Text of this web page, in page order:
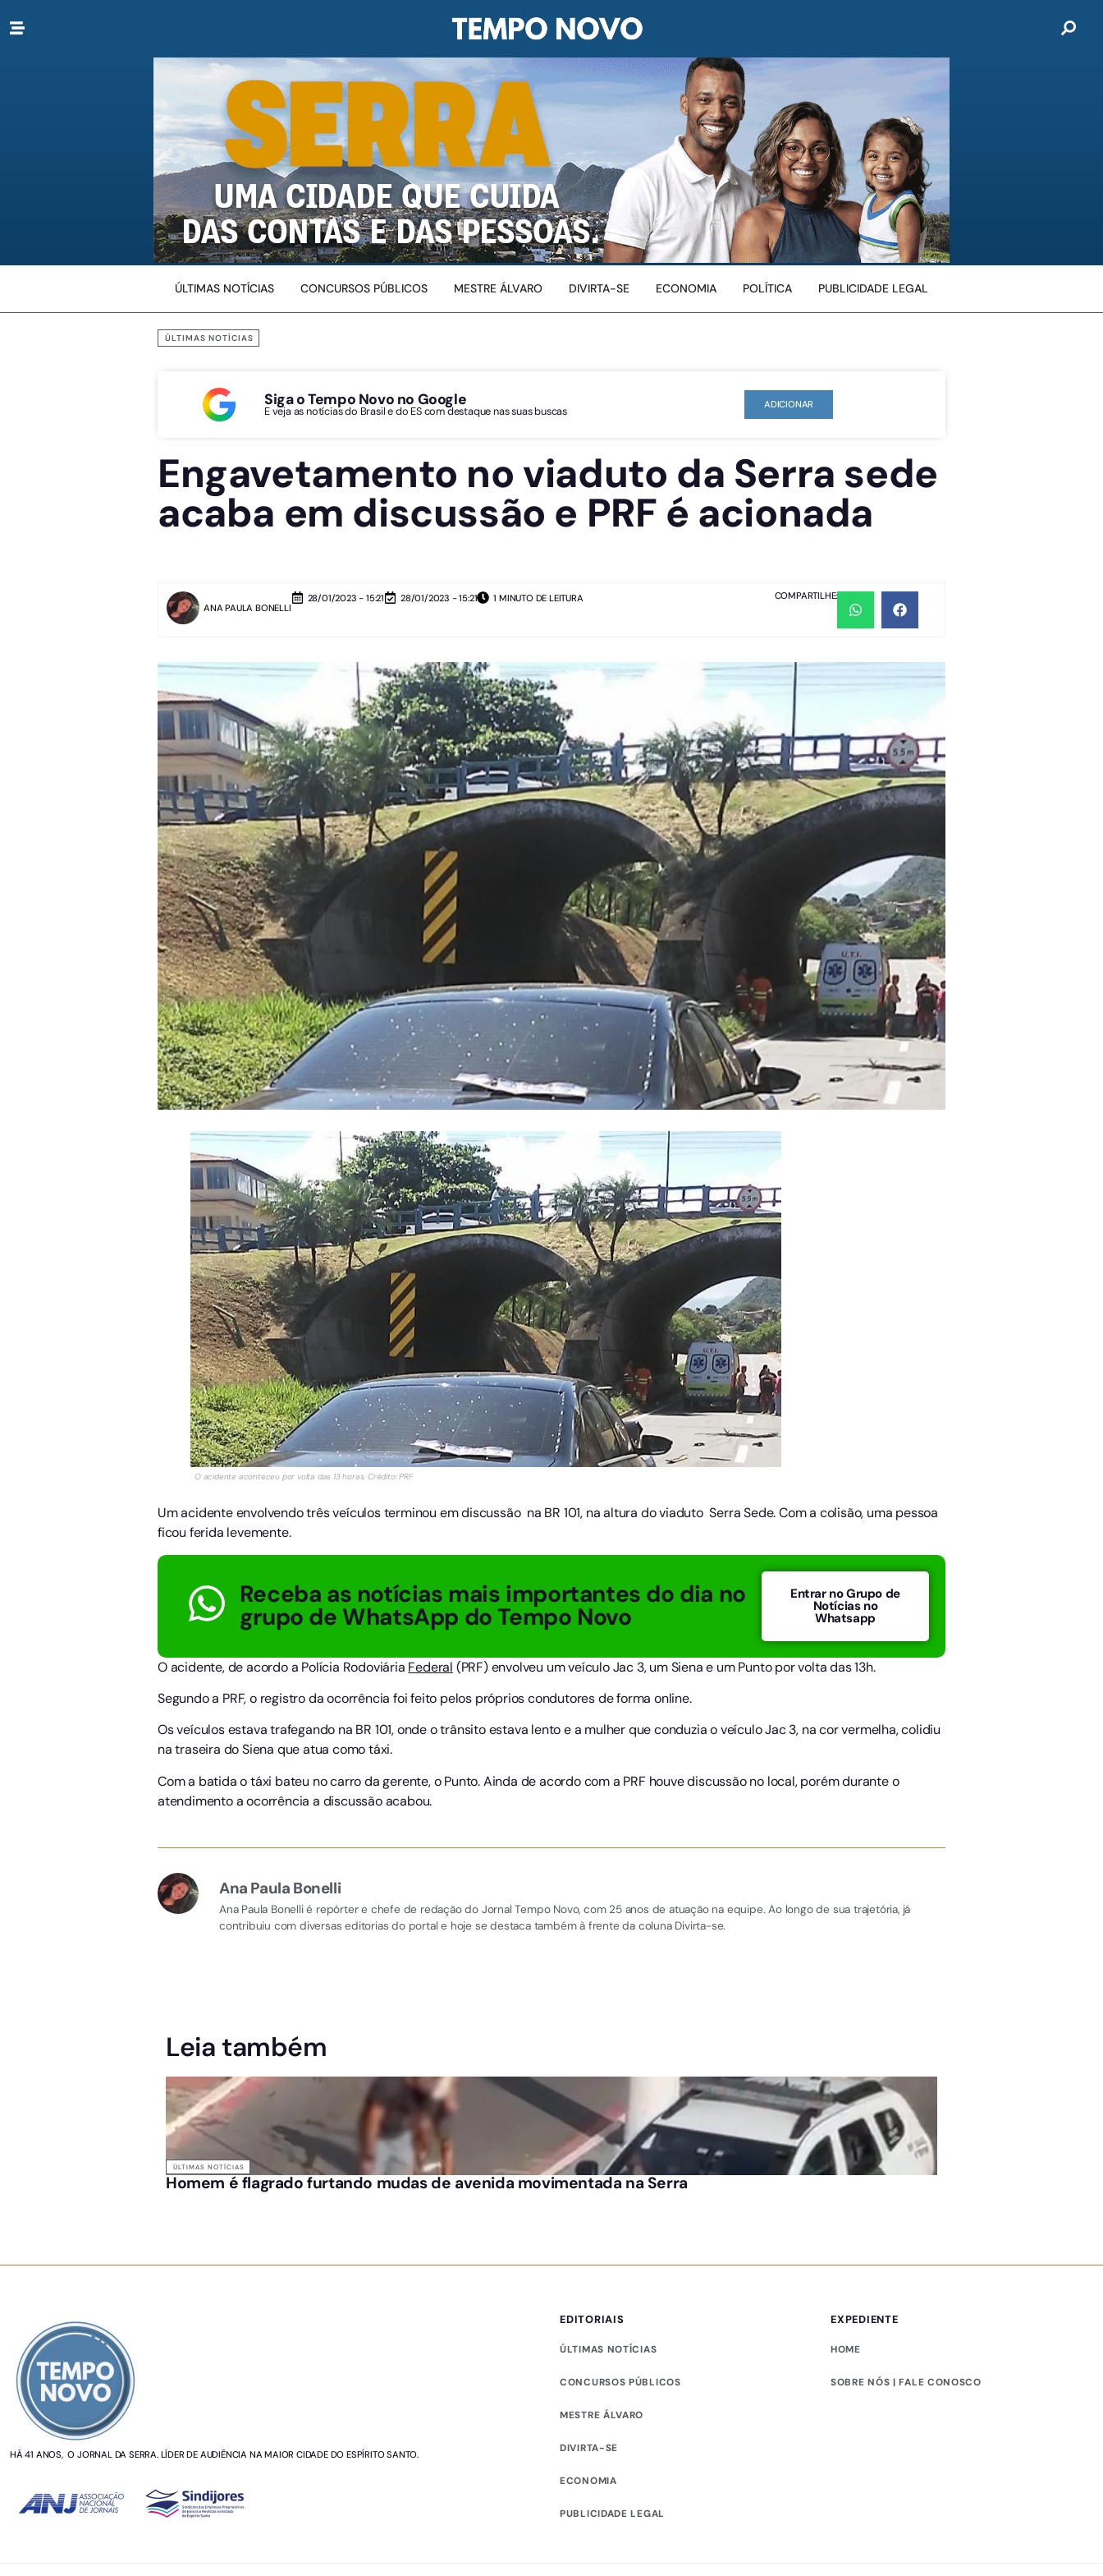
ÚLTIMAS NOTÍCIAS CONCURSOS PÚBLICOS MESTRE ÁLVARO DIVIRTA-SE ECONOMIA POLÍTICA PUBLICIDADE LEGAL
ÚLTIMAS NOTÍCIAS
Siga o Tempo Novo no Google
E veja as notícias do Brasil e do ES com destaque nas suas buscas ADICIONAR
Engavetamento no viaduto da Serra sede
acaba em discussão e PRF é acionada
ANA PAULA BONELLI
28/01/2023 - 15:21 28/01/2023 - 15:21 1 MINUTO DE LEITURA COMPARTILHE:
O acidente aconteceu por volta das 13 horas. Crédito: PRF
Um acidente envolvendo três veículos terminou em discussão na BR 101, na altura do viaduto Serra Sede. Com a colisão, uma pessoa
ficou ferida levemente.
Receba as notícias mais importantes do dia no
grupo de WhatsApp do Tempo Novo
Entrar no Grupo de
Notícias no
Whatsapp
O acidente, de acordo a Polícia Rodoviária Federal (PRF) envolveu um veículo Jac 3, um Siena e um Punto por volta das 13h.
Segundo a PRF, o registro da ocorrência foi feito pelos próprios condutores de forma online.
Os veículos estava trafegando na BR 101, onde o trânsito estava lento e a mulher que conduzia o veículo Jac 3, na cor vermelha, colidiu
na traseira do Siena que atua como táxi.
Com a batida o táxi bateu no carro da gerente, o Punto. Ainda de acordo com a PRF houve discussão no local, porém durante o
atendimento a ocorrência a discussão acabou.
Ana Paula Bonelli
Ana Paula Bonelli é repórter e chefe de redação do Jornal Tempo Novo, com 25 anos de atuação na equipe. Ao longo de sua trajetória, já
contribuiu com diversas editorias do portal e hoje se destaca também à frente da coluna Divirta-se.
Leia também
ÚLTIMAS NOTÍCIAS
Homem é flagrado furtando mudas de avenida movimentada na Serra
HÁ 41 ANOS, O JORNAL DA SERRA. LÍDER DE AUDIÊNCIA NA MAIOR CIDADE DO ESPÍRITO SANTO.
EDITORIAIS
ÚLTIMAS NOTÍCIAS
CONCURSOS PÚBLICOS
MESTRE ÁLVARO
DIVIRTA-SE
ECONOMIA
PUBLICIDADE LEGAL
EXPEDIENTE
HOME
SOBRE NÓS | FALE CONOSCO